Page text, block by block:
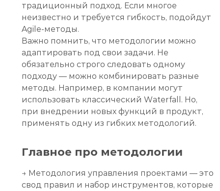
традиционный подход. Если многое
неизвестно и требуется гибкость, подойдут
Agile-методы.
Важно помнить, что методологии можно
адаптировать под свои задачи. Не
обязательно строго следовать одному
подходу — можно комбинировать разные
методы. Например, в компании могут
использовать классический Waterfall. Но,
при внедрении новых функций в продукт,
применять одну из гибких методологий.
Главное про методологии
→ Методология управления проектами — это
свод правил и набор инструментов, которые